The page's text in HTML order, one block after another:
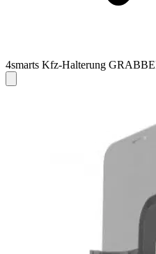
4smarts Kfz-Halterung